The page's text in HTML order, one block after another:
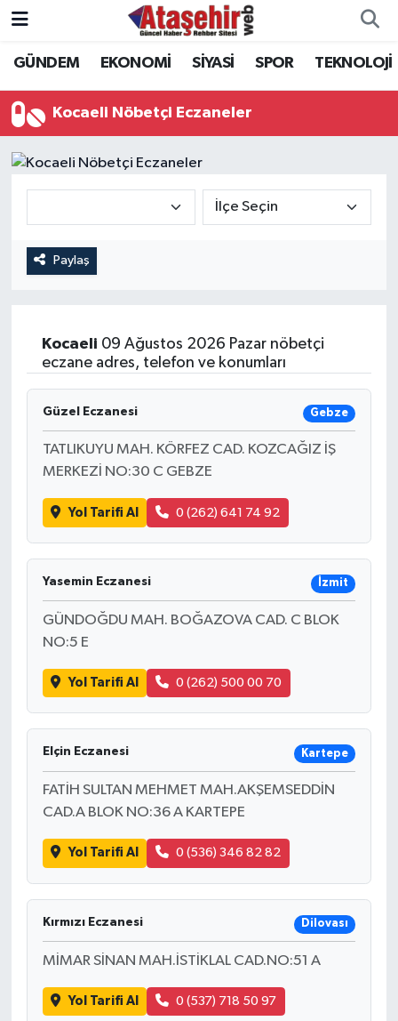
GÜNDEM EKONOMİ SİYASİ SPOR TEKNOLOJİ
Kocaeli Nöbetçi Eczaneler
Paylaş
Kocaeli 09 Ağustos 2026 Pazar nöbetçi
eczane adres, telefon ve konumları
Güzel Eczanesi Gebze
TATLIKUYU MAH. KÖRFEZ CAD. KOZCAĞIZ İŞ
MERKEZİ NO:30 C GEBZE
Yol Tarifi Al 0 (262) 641 74 92
Yasemin Eczanesi İzmit
GÜNDOĞDU MAH. BOĞAZOVA CAD. C BLOK
NO:5 E
Yol Tarifi Al 0 (262) 500 00 70
Elçin Eczanesi Kartepe
FATİH SULTAN MEHMET MAH.AKŞEMSEDDİN
CAD.A BLOK NO:36 A KARTEPE
Yol Tarifi Al 0 (536) 346 82 82
Kırmızı Eczanesi Dilovası
MİMAR SİNAN MAH.İSTİKLAL CAD.NO:51 A
Yol Tarifi Al 0 (537) 718 50 97
Hava Durumu
Trafik Durumu
Süper Lig Puan Durumu ve Fikstür
Son Dakika Haberleri